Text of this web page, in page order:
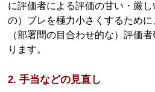
に評価者による評価の甘い・厳
の）ブレを極力小さくするため
（部署間の目合わせ的な）評価
ります。
2. 手当などの見直し